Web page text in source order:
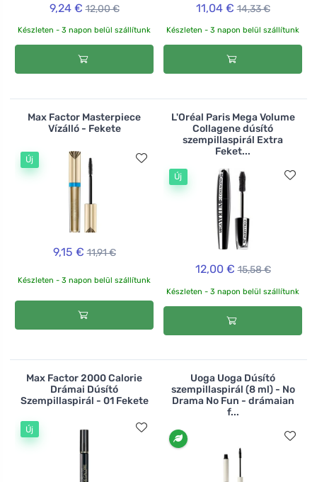
9,24 € 12,00 €
Készleten - 3 napon belül szállítunk
11,04 € 14,33 €
Készleten - 3 napon belül szállítunk
Max Factor Masterpiece
Vízálló - Fekete
Új
9,15 € 11,91 €
Készleten - 3 napon belül szállítunk
L'Oréal Paris Mega Volume
Collagene dúsító
szempillaspirál Extra
Feket...
Új
12,00 € 15,58 €
Készleten - 3 napon belül szállítunk
Max Factor 2000 Calorie
Drámai Dúsító
Szempillaspirál - 01 Fekete
Új
Uoga Uoga Dúsító
szempillaspirál (8 ml) - No
Drama No Fun - drámaian
f...